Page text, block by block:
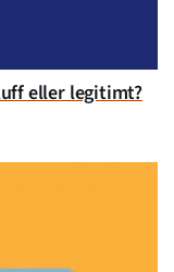
eller legitimt?